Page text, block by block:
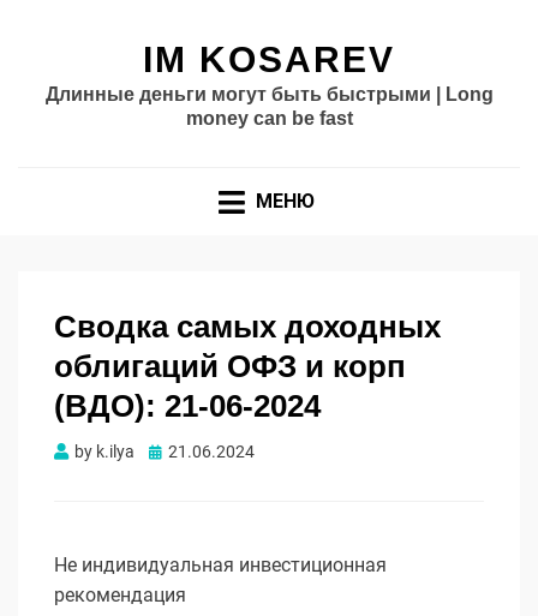
IM KOSAREV
Длинные деньги могут быть быстрыми | Long
money can be fast
МЕНЮ
Сводка самых доходных
облигаций ОФЗ и корп
(ВДО): 21-06-2024
by k.ilya Опубликовано
21.06.2024
Не индивидуальная инвестиционная
рекомендация